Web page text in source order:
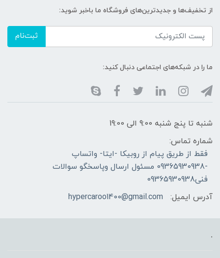
از تخفیف‌ها و جدیدترین‌های فروشگاه ما باخبر شوید:
ثبت‌نام
ما را در شبکه‌های اجتماعی دنبال کنید:
شنبه تا پنج شنبه 9:00 الی 19:00
شماره تماس:
فقط از طریق پیام از روبیکا -ایتا- واتساپ
-09365930938 مسئول ارسال وپاسخگو سوالات
فنی09365930938
آدرس ایمیل:
hypercaroo1400@gmail.com
.